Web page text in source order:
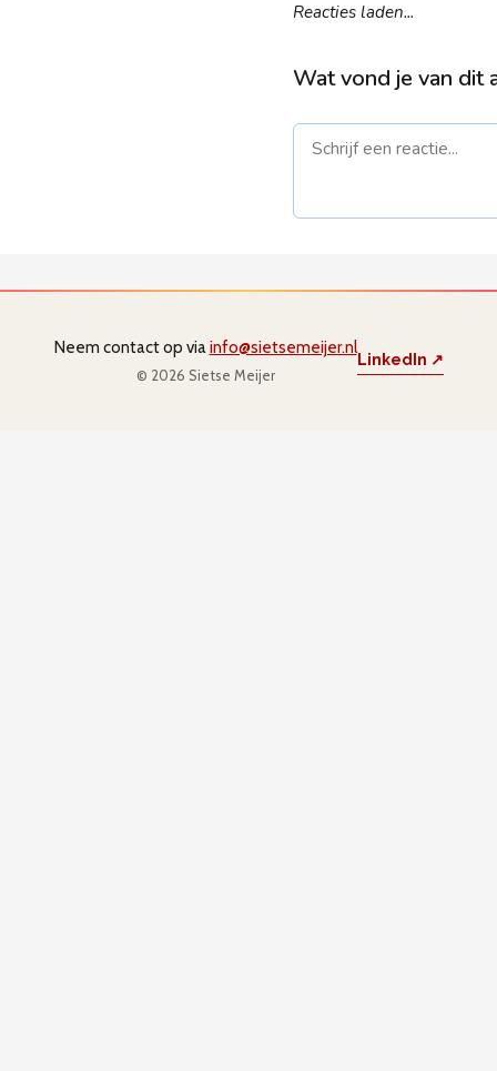
Reacties laden...
Wat vond je van dit
Neem contact op viainfo@sietsemeijer.nl
© 2026 Sietse Meijer
LinkedIn ↗